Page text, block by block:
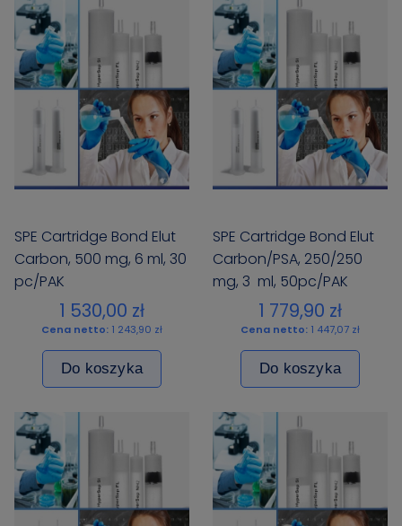
SPE Cartridge Bond Elut
Carbon, 500 mg, 6 ml, 30
pc/PAK
1 530,00 zł
Cena netto: 1 243,90 zł
Do koszyka
SPE Cartridge Bond Elut
Carbon/PSA, 250/250
mg, 3 ml, 50pc/PAK
1 779,90 zł
Cena netto: 1 447,07 zł
Do koszyka